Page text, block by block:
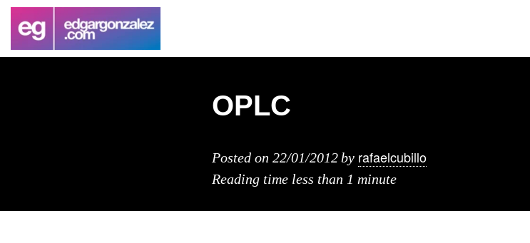
OPLC
Posted on 22/01/2012by rafaelcubillo
Reading time less than 1 minute